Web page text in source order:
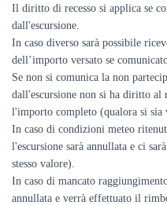
Il diritto di recesso si applica se
dall'escursione.
In caso diverso sarà possibile
dell’importo versato se
Se non si comunica la non
dall'escursione non si ha diritto al
l'importo completo (qualora si sia
In caso di condizioni meteo
l'escursione sarà annullata e ci
stesso valore).
In caso di mancato
annullata e verrà effettuato il